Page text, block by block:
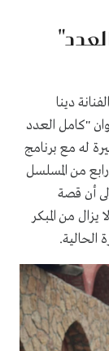
دينا
الجزء الثالث في رمضان 2025 بعنوان "كامل العدد
له مع برنامج
من المسلسل
أن قصة
ولكن لا يزال من المبكر
الحالية.